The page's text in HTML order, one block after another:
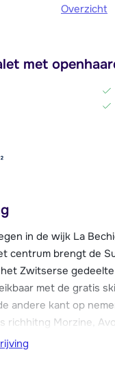
Overzicht
met
in de wijk La
centrum brengt de
Zwitserse
met de gratis
andere kant op
richhitng Morzine,